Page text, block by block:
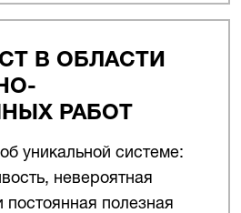
В ОБЛАСТИ
РАБОТ
уникальной системе:
невероятная
постоянная полезная